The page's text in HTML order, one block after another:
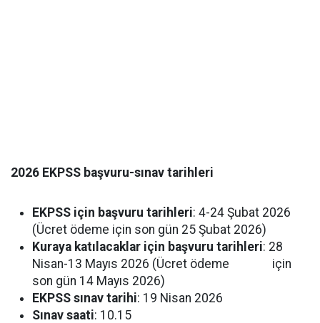
2026 EKPSS başvuru-sınav tarihleri
EKPSS için başvuru tarihleri: 4-24 Şubat 2026
(Ücret ödeme için son gün 25 Şubat 2026)
Kuraya katılacaklar için başvuru tarihleri: 28
Nisan-13 Mayıs 2026 (Ücret ödeme için
son gün 14 Mayıs 2026)
EKPSS sınav tarihi: 19 Nisan 2026
Sınav saati: 10.15